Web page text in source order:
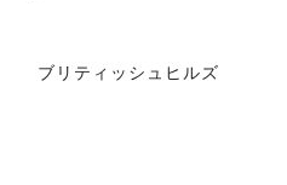
ブリティッシュヒルズ